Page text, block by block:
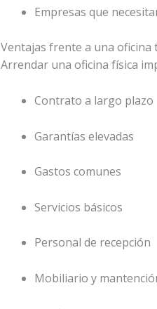
Empresas que
Ventajas frente a una oficina
Arrendar una oficina física
Contrato a largo plazo
Garantías elevadas
Gastos comunes
Servicios básicos
Personal de recepción
Mobiliario y